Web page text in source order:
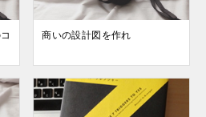
商いの設計図を作れ